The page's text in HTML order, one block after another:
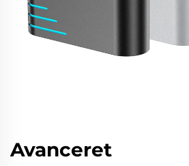
Avanceret